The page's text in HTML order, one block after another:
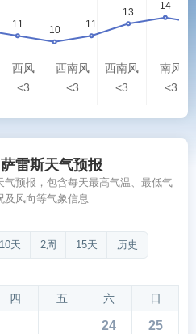
西风
<3
西南风
<3
西南风
<3
南风
<3
雷斯天气预报
预报，包含每天最高气温、最低气
及风向等气象信息
10天 2周 15天 历史
四 五 六 日
24 25